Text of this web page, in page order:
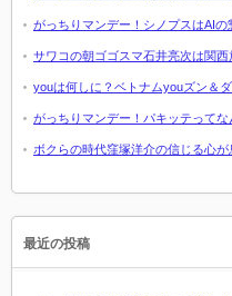
がっちりマンデー！シノプスはAIの
サワコの朝ゴゴスマ石井亮次は関西
youは何しに？ベトナムyouズン＆
がっちりマンデー！パキッテってな
ボクらの時代窪塚洋介の信じる心が
最近の投稿